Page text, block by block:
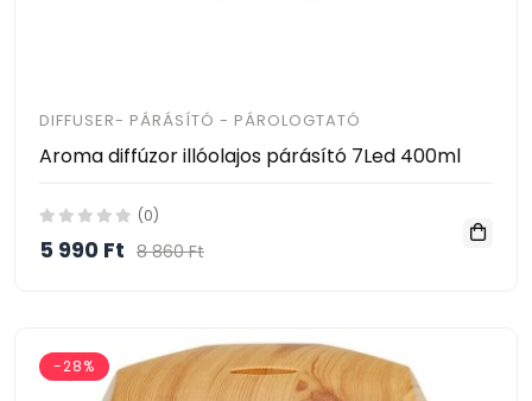
DIFFUSER- PÁRÁSÍTÓ - PÁROLOGTATÓ
Aroma diffúzor illóolajos párásító 7Led 400ml
(0)
5 990 Ft 8 860 Ft
-28%